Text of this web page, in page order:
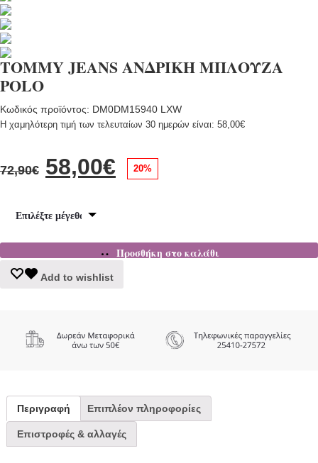
TOMMY JEANS ΑΝΔΡΙΚΗ ΜΠΛΟΥΖΑ
POLO
Κωδικός προϊόντος: DM0DM15940 LXW
Η χαμηλότερη τιμή των τελευταίων 30 ημερών είναι: 58,00€
72,90€ Original
was:
72,90€.
58,00€ Η
είναι:
20%
Προσθήκη στο καλάθι
Add to wishlist
Περιγραφή Επιπλέον πληροφορίες
Επιστροφές & αλλαγές